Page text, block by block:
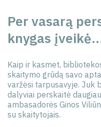
Per vasarą
knygas
Kaip ir kasmet,
skaitymo grūdą savo
varžėsi tarpusavyje. Juk
dalyviai perskaitė
ambasadorės Ginos
su skaitytojais.